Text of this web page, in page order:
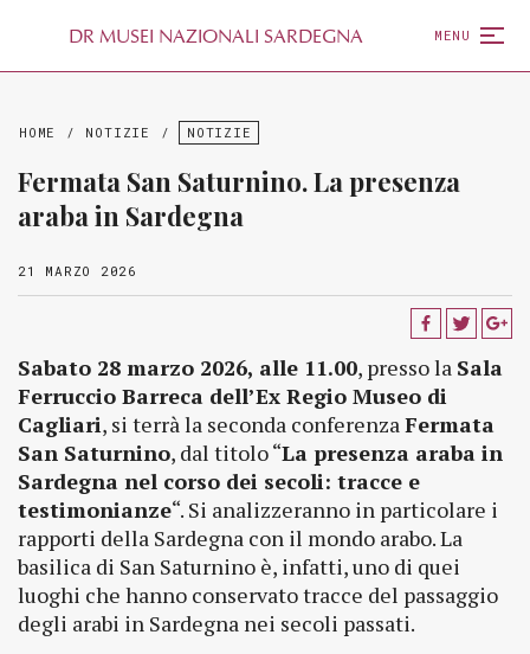
DR MUSEI NAZIONALI SARDEGNA MENU
HOME / NOTIZIE / NOTIZIE
Fermata San Saturnino. La presenza
araba in Sardegna
21 MARZO 2026
Sabato 28 marzo 2026, alle 11.00, presso la Sala
Ferruccio Barreca dell’Ex Regio Museo di
Cagliari, si terrà la seconda conferenzaFermata
San Saturnino, dal titolo “La presenza araba in
Sardegna nel corso dei secoli: tracce e
testimonianze“. Si analizzeranno in particolare i
rapporti della Sardegna con il mondo arabo. La
basilica di San Saturnino è, infatti, uno di quei
luoghi che hanno conservato tracce del passaggio
degli arabi in Sardegna nei secoli passati.